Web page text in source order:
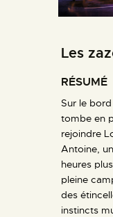
Les
RÉSUMÉ
Sur le
tombe en
rejoindre
Antoine,
heures
pleine
des
instincts